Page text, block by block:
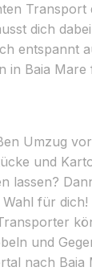
Transport
dich
entspannt
in Baia Mare
Umzug
und
lassen?
für
und
nach Baia